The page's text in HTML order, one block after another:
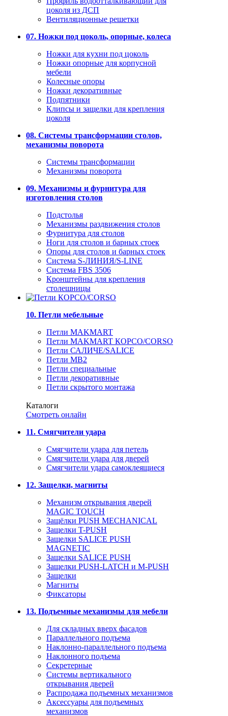
цоколя из ДСП
Вентиляционные решетки
07. Ножки под цоколь, опорные, колеса
Ножки для кухни под цоколь
Ножки опорные для корпусной
мебели
Колесные опоры
Ножки декоративные
Подпятники
Клипсы и защелки для крепления
цоколя
08. Системы трансформации столов,
механизмы поворота
Системы трансформации
Механизмы поворота
09. Механизмы и фурнитура для
изготовления столов
Подстолья
Механизмы раздвижения столов
Фурнитура для столов
Ноги для столов и барных стоек
Опоры для столов и барных стоек
Система S-ЛИНИЯ/S-LINE
Система FBS 3506
Кронштейны для крепления
столешницы
10. Петли мебельные
Петли MAKMART
Петли MAKMART КОРСО/CORSO
Петли САЛИЧЕ/SALICE
Петли MB2
Петли специальные
Петли декоративные
Петли скрытого монтажа
Каталоги
Смотреть онлайн
11. Смягчители удара
Смягчители удара для петель
Смягчители удара для дверей
Cмягчители удара самоклеящиеся
12. Защелки, магниты
Механизм открывания дверей
MAGIC TOUCH
Защёлки PUSH MECHANICAL
Защелки T-PUSH
Защелки SALICE PUSH
MAGNETIC
Защелки SALICE PUSH
Защелки PUSH-LATCH и M-PUSH
Защелки
Магниты
Фиксаторы
13. Подъемные механизмы для мебели
Для складных вверх фасадов
Параллельного подъема
Наклонно-параллельного подъема
Наклонного подъема
Секретерные
Системы вертикального
открывания дверей
Распродажа подъемных механизмов
Аксессуары для подъемных
механизмов